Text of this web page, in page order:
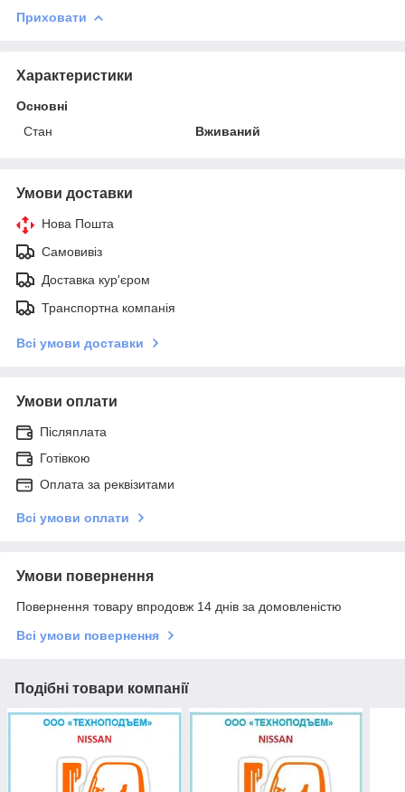
Приховати
Характеристики
Основні
Стан
Вживаний
Умови доставки
Нова Пошта
Самовивіз
Доставка кур'єром
Транспортна компанія
Всі умови доставки
Умови оплати
Післяплата
Готівкою
Оплата за реквізитами
Всі умови оплати
Умови повернення
Повернення товару впродовж 14 днів за домовленістю
Всі умови повернення
Подібні товари компанії